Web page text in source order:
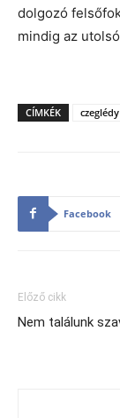
dolgozó
mindig az
CÍMKÉK czeglédy
Facebook
Előző cikk
Nem találunk